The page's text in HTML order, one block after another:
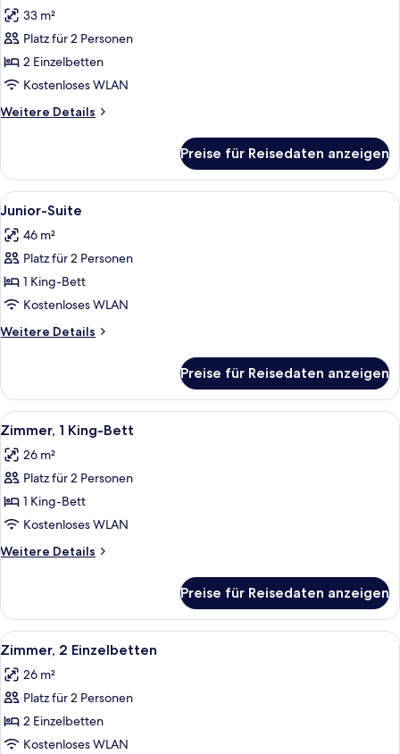
für
Deluxe-
Zimmer,
2 Einzelbetten
anzeigen
33 m²
Platz für 2 Personen
2 Einzelbetten
Kostenloses WLAN
Weitere Details
Weitere
Zimmer,
2 Einzelbetten
Preise für Reisedaten anzeigen
Alle
Fotos
für
Junior-
Suite
anzeigen
Ein Hotelzimmer mit einem großen
3
Junior-Suite
46 m²
Platz für 2 Personen
1 King-Bett
Kostenloses WLAN
Weitere Details
Weitere
Suite
Preise für Reisedaten anzeigen
Alle
Fotos
für
Zimmer,
1 King-
Bett
anzeigen
Eine Kaffeemaschine, ein Satz
1
Zimmer, 1 King-Bett
26 m²
Platz für 2 Personen
1 King-Bett
Kostenloses WLAN
Weitere Details
Weitere
1 King-
Bett
Preise für Reisedaten anzeigen
Alle
Fotos
für
Zimmer,
2 Einzelbetten
anzeigen
Ein Hotelzimmer mit zwei Betten,
2
Zimmer, 2 Einzelbetten
26 m²
Platz für 2 Personen
2 Einzelbetten
Kostenloses WLAN